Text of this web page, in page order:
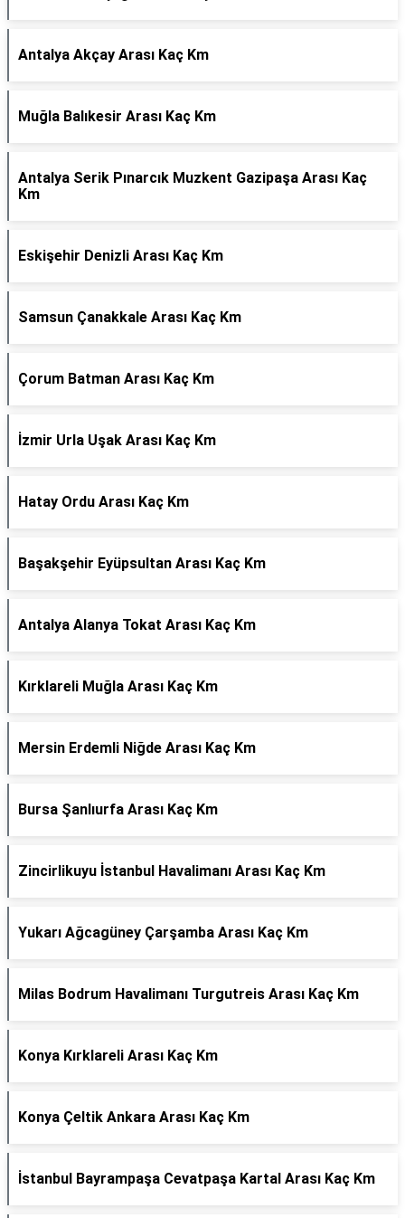
Antalya Akçay Arası Kaç Km
Muğla Balıkesir Arası Kaç Km
Antalya Serik Pınarcık Muzkent Gazipaşa Arası Kaç
Km
Eskişehir Denizli Arası Kaç Km
Samsun Çanakkale Arası Kaç Km
Çorum Batman Arası Kaç Km
İzmir Urla Uşak Arası Kaç Km
Hatay Ordu Arası Kaç Km
Başakşehir Eyüpsultan Arası Kaç Km
Antalya Alanya Tokat Arası Kaç Km
Kırklareli Muğla Arası Kaç Km
Mersin Erdemli Niğde Arası Kaç Km
Bursa Şanlıurfa Arası Kaç Km
Zincirlikuyu İstanbul Havalimanı Arası Kaç Km
Yukarı Ağcagüney Çarşamba Arası Kaç Km
Milas Bodrum Havalimanı Turgutreis Arası Kaç Km
Konya Kırklareli Arası Kaç Km
Konya Çeltik Ankara Arası Kaç Km
İstanbul Bayrampaşa Cevatpaşa Kartal Arası Kaç Km